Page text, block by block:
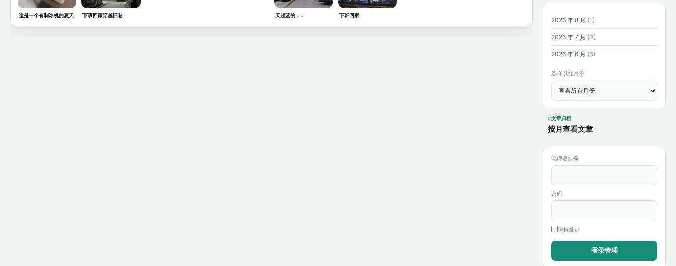
2026 年 8 月 (1)
2026 年 7 月 (3)
2026 年 6 月 (6)
选择以往月份
文章归档
按月查看文章
管理员账号
密码
保持登录
这是一个有制冰机的夏天 下班回家穿越旧巷 天超蓝的…… 下班回家